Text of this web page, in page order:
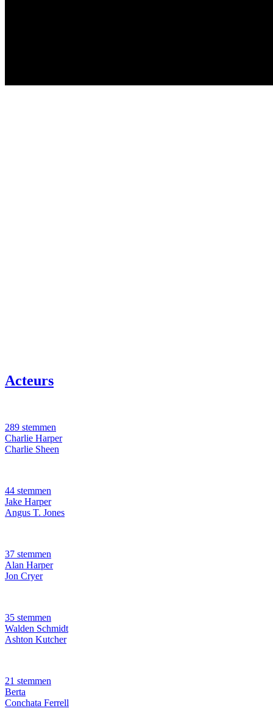
Acteurs
289 stemmen
Charlie Harper
Charlie Sheen
44 stemmen
Jake Harper
Angus T. Jones
37 stemmen
Alan Harper
Jon Cryer
35 stemmen
Walden Schmidt
Ashton Kutcher
21 stemmen
Berta
Conchata Ferrell